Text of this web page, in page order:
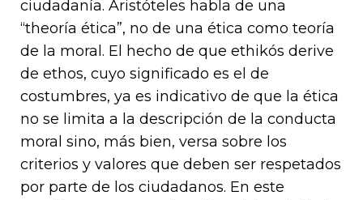
ciudadanía. Aristóteles habla de una
“theoría ética”, no de una ética como teoría
de la moral. El hecho de que ethikós derive
de ethos, cuyo significado es el de
costumbres, ya es indicativo de que la ética
no se limita a la descripción de la conducta
moral sino, más bien, versa sobre los
criterios y valores que deben ser respetados
por parte de los ciudadanos. En este